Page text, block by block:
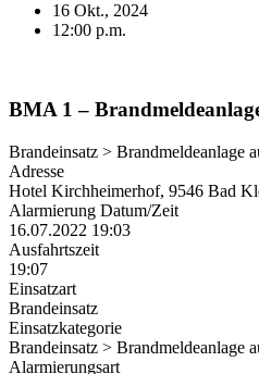
16 Okt., 2024
12:00 p.m.
BMA 1 –
Brandeinsatz > Brandmeldeanlage
Adresse
Hotel Kirchheimerhof, 9546 Bad
Alarmierung Datum/Zeit
16.07.2022 19:03
Ausfahrtszeit
19:07
Einsatzart
Brandeinsatz
Einsatzkategorie
Brandeinsatz > Brandmeldeanlage
Alarmierungsart